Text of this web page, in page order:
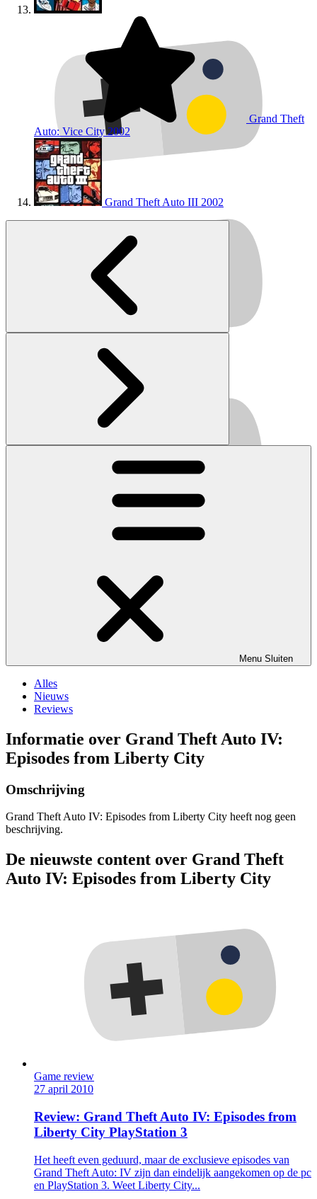
Grand Theft
Auto: Vice City2002
Grand Theft Auto III 2002
Menu Sluiten
Alles
Nieuws
Reviews
Informatie over Grand Theft Auto IV:
Episodes from Liberty City
Omschrijving
Grand Theft Auto IV: Episodes from Liberty City heeft nog geen
beschrijving.
De nieuwste content over Grand Theft
Auto IV: Episodes from Liberty City
Game review
27 april 2010
Review: Grand Theft Auto IV: Episodes from
Liberty City PlayStation 3
Het heeft even geduurd, maar de exclusieve episodes van
Grand Theft Auto: IV zijn dan eindelijk aangekomen op de pc
en PlayStation 3. Weet Liberty City...